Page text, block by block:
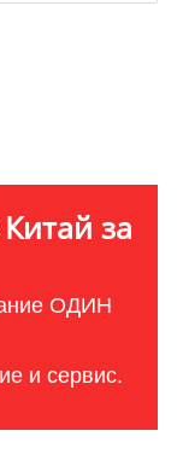
за
ОДИН
и сервис.